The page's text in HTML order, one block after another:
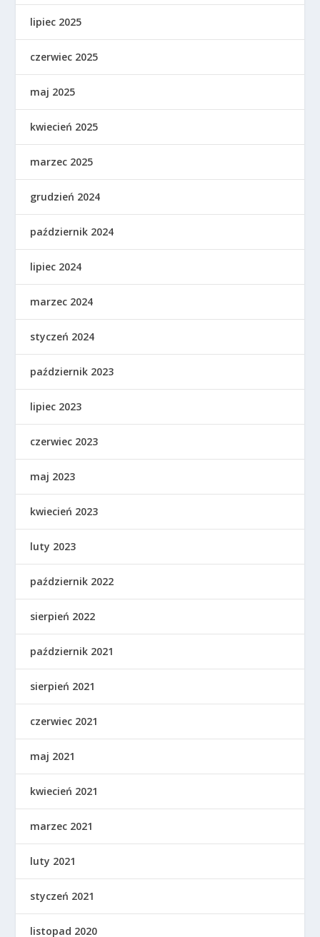
lipiec 2025
czerwiec 2025
maj 2025
kwiecień 2025
marzec 2025
grudzień 2024
październik 2024
lipiec 2024
marzec 2024
styczeń 2024
październik 2023
lipiec 2023
czerwiec 2023
maj 2023
kwiecień 2023
luty 2023
październik 2022
sierpień 2022
październik 2021
sierpień 2021
czerwiec 2021
maj 2021
kwiecień 2021
marzec 2021
luty 2021
styczeń 2021
listopad 2020